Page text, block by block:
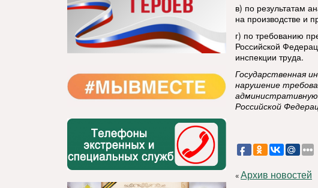
в) по результатам
на производстве и
г) по требованию
Российской
инспекции труда.
Государственная
нарушение
Российской
«Архив новостей